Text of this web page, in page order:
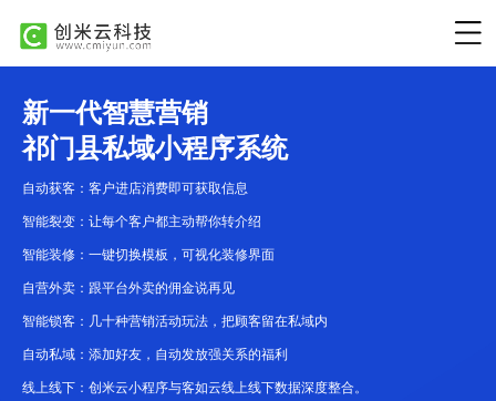
新一代智慧营销
祁门县私域小程序系统
自动获客：客户进店消费即可获取信息
智能裂变：让每个客户都主动帮你转介绍
智能装修：一键切换模板，可视化装修界面
自营外卖：跟平台外卖的佣金说再见
智能锁客：几十种营销活动玩法，把顾客留在私域内
自动私域：添加好友，自动发放强关系的福利
线上线下：创米云小程序与客如云线上线下数据深度整合。